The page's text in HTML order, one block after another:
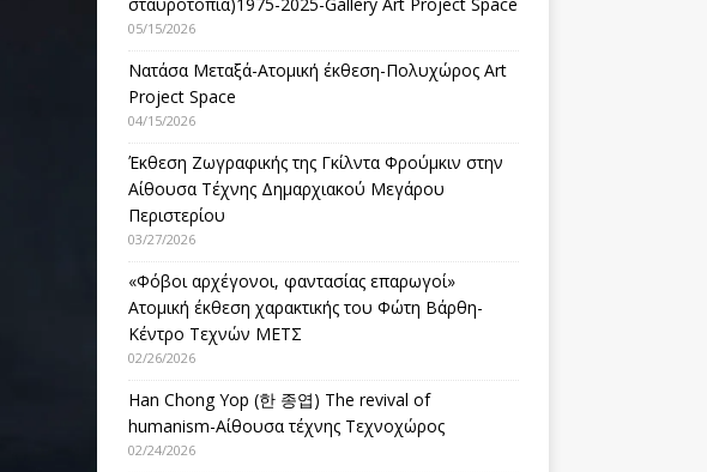
05/15/2026
Νατάσα Μεταξά-Ατομική έκθεση-Πολυχώρος Art
Project Space
04/15/2026
Έκθεση Ζωγραφικής της Γκίλντα Φρούμκιν στην
Αίθουσα Τέχνης Δημαρχιακού Μεγάρου
Περιστερίου
03/27/2026
«Φόβοι αρχέγονοι, φαντασίας επαρωγοί»
Ατομική έκθεση χαρακτικής του Φώτη Βάρθη-
Κέντρο Τεχνών ΜΕΤΣ
02/26/2026
Han Chong Yop (한 종엽) The revival of
humanism-Αίθουσα τέχνης Τεχνοχώρος
02/24/2026